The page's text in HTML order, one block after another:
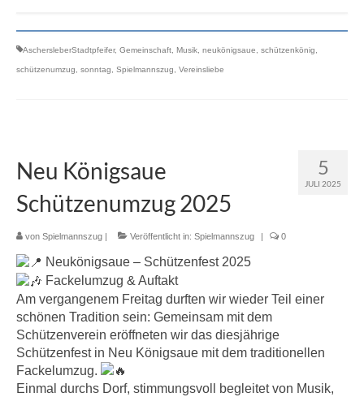
AschersleberStadtpfeifer, Gemeinschaft Musik neukönigsaue schützenkönig
schützenumzug sonntag Spielmannszug Vereinsliebe
5
JULI 2025
Neu Königsaue
Schützenumzug 2025
von Spielmannszug | Veröffentlicht in: Spielmannszug | 0
Neukönigsaue – Schützenfest 2025
Fackelumzug & Auftakt
Am vergangenem Freitag durften wir wieder Teil einer
schönen Tradition sein: Gemeinsam mit dem
Schützenverein eröffneten wir das diesjährige
Schützenfest in Neu Königsaue mit dem traditionellen
Fackelumzug.
Einmal durchs Dorf, stimmungsvoll begleitet von Musik,